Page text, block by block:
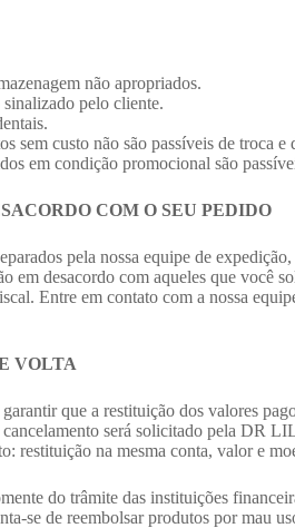
não apropriados.
pelo cliente.
sem custo não são passíveis de troca e
em condição promocional são
COM O SEU PEDIDO
pela nossa equipe de
em desacordo com aqueles que você
Entre em contato com a nossa
VOLTA
que a restituição dos valores
será solicitado pela DR
restituição na mesma conta, valor e
do trâmite das instituições
se de reembolsar produtos por mau